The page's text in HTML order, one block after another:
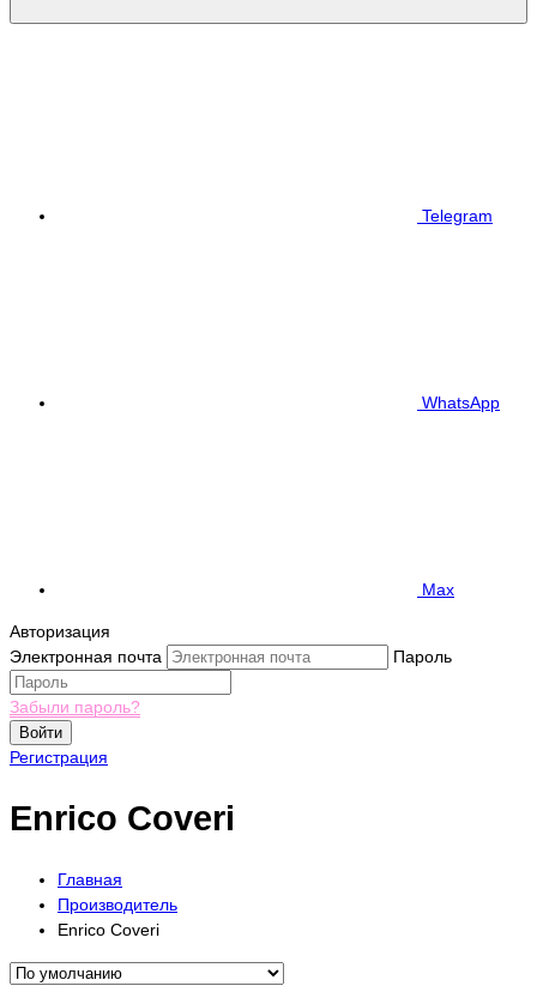
Telegram
WhatsApp
Max
Авторизация
Электронная почта
Пароль
Забыли пароль?
Войти
Регистрация
Enrico Coveri
Главная
Производитель
Enrico Coveri